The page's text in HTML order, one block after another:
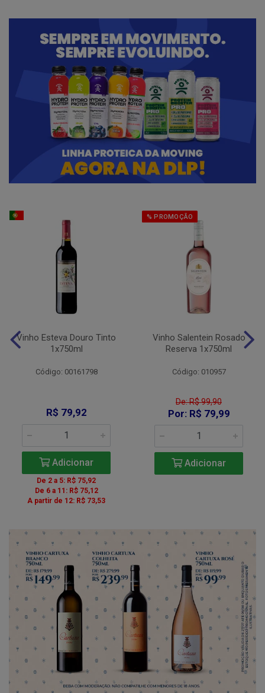
Vinho Esteva Douro Tinto
1x750ml
Código: 00161798
R$ 79,92
Adicionar
De 2 a 5: R$ 75,92
De 6 a 11: R$ 75,12
A partir de 12: R$ 73,53
% PROMOÇÃO
Vinho Salentein Rosado
Reserva 1x750ml
Código: 010957
De: R$ 99,90
Por: R$ 79,99
Adicionar